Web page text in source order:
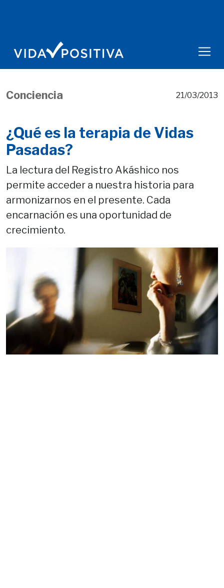
Conciencia 21/03/2013
¿Qué es la terapia de Vidas
Pasadas?
La lectura del Registro Akáshico nos
permite acceder a nuestra historia para
armonizarnos en el presente. Cada
encarnación es una oportunidad de
crecimiento.